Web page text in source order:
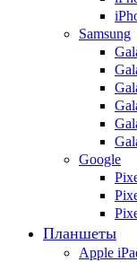
Samsung
Google
Планшеты
Apple